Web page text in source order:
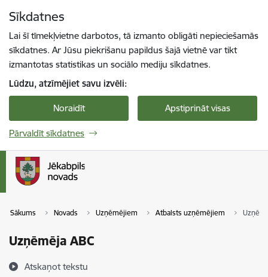
Sīkdatnes
Lai šī tīmekļvietne darbotos, tā izmanto obligāti nepieciešamās
sīkdatnes. Ar Jūsu piekrišanu papildus šajā vietnē var tikt
izmantotas statistikas un sociālo mediju sīkdatnes.
Lūdzu, atzīmējiet savu izvēli:
Noraidīt Apstiprināt visas
Pārvaldīt sīkdatnes
Sākums Novads Uzņēmējiem Atbalsts uzņēmējiem
Uzņēmēja ABC
Atskaņot tekstu